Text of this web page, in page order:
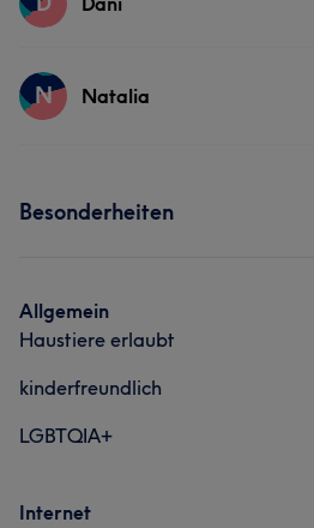
Services
N Natalia
Besonderheiten
Allgemein
Haustiere erlaubt
kinderfreundlich
LGBTQIA+
Internet